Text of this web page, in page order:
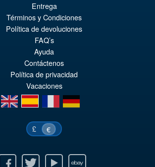
PRÉ COMMANDE
Entrega
Términos y Condiciones
Política de devoluciones
FAQ’s
Ayuda
Contáctenos
Política de privacidad
Vacaciones
en
es fr de
£ €
Twitter Youtube Ebay